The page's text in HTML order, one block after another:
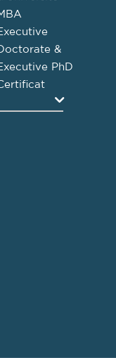
&
PhD
Agrandir